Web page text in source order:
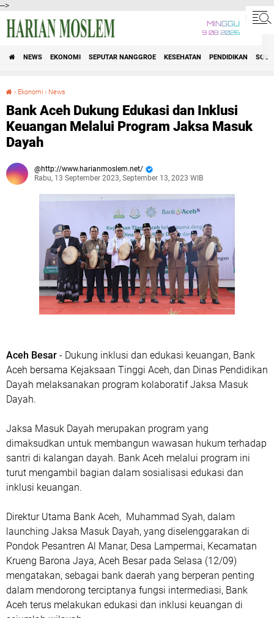
-->
MINGGU
9 08 2026
NEWS EKONOMI SEPUTAR NANGGROE KESEHATAN PENDIDIKAN
› Ekonomi › News
Bank Aceh Dukung Edukasi dan Inklusi
Keuangan Melalui Program Jaksa Masuk
Dayah
http://www.harianmoslem.net/
Rabu, 13 September 2023, September 13, 2023 WIB
Aceh Besar - Dukung inklusi dan edukasi keuangan, Bank
Aceh bersama Kejaksaan Tinggi Aceh, dan Dinas Pendidikan
Dayah melaksanakan program kolaboratif Jaksa Masuk
Dayah.
Jaksa Masuk Dayah merupakan program yang
dimaksudkan untuk membangun wawasan hukum terhadap
santri di kalangan dayah. Bank Aceh melalui program ini
turut mengambil bagian dalam sosialisasi edukasi dan
inklusi keuangan.
Direktur Utama Bank Aceh, Muhammad Syah, dalam
launching Jaksa Masuk Dayah, yang diselenggarakan di
Pondok Pesantren Al Manar, Desa Lampermai, Kecamatan
Krueng Barona Jaya, Aceh Besar pada Selasa (12/09)
mengatakan, sebagai bank daerah yang berperan penting
dalam mendorong terciptanya fungsi intermediasi, Bank
Aceh terus melakukan edukasi dan inklusi keuangan di